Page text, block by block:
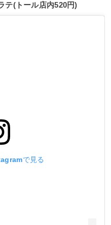
テ(トール店内520円)
で見る